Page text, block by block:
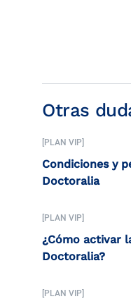
Otras
[PLAN VIP]
Condiciones y
Doctoralia
[PLAN VIP]
¿Cómo activar
Doctoralia?
[PLAN VIP]